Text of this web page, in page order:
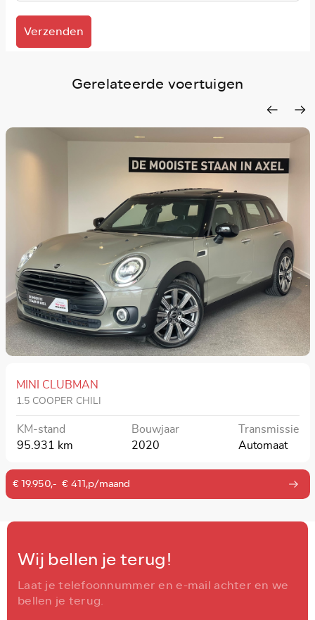
Verzenden
Gerelateerde voertuigen
MINI CLUBMAN
1.5 COOPER CHILI
KM-stand
95.931 km
Bouwjaar
2020
Transmissie
Automaat
€ 19.950,- € 411,p/maand
Wij bellen je terug!
Laat je telefoonnummer en e-mail achter en we
bellen je terug.